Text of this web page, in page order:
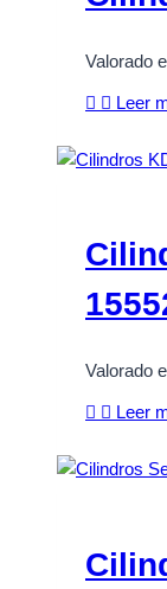
Valorado
Leer
Valorado
Leer